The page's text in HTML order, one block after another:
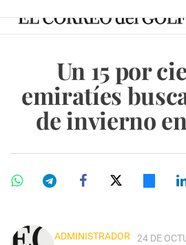
Un 15 por
emiratíes
de invierno
ADMINISTRADOR 24 DE